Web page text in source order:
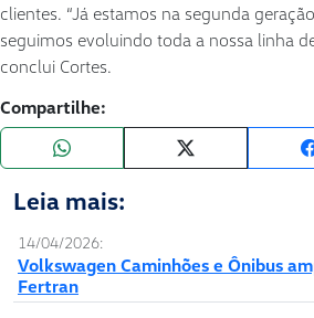
clientes. “Já estamos na segunda
seguimos evoluindo toda a nossa linha
conclui Cortes.
Compartilhe:
Leia mais:
14/04/2026:
Volkswagen Caminhões e Ônibus
Fertran